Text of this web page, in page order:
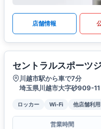
店舗情報
セントラルスポーツ
川越市駅から車で7分
埼玉県川越市大字砂909-11
ロッカー Wi-Fi 他店舗利用
営業時間